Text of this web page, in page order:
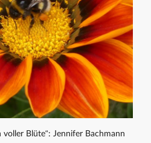
Blüte“: Jennifer Bachmann